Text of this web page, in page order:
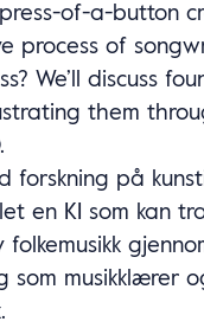
press-of-a-button
process of
We’ll discuss
them
på
en KI som kan
som musikklærer